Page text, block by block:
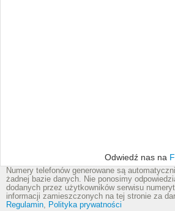
Odwiedź nas na
Numery telefonów generowane są
żadnej bazie danych. Nie ponosimy
dodanych przez użytkowników serwisu
informacji zamieszczonych na tej stronie za
Regulamin, Polityka prywatności